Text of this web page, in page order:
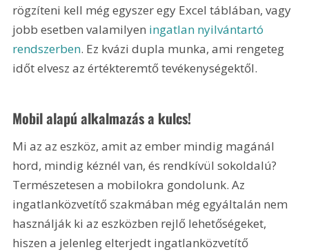
rögzíteni kell még egyszer egy Excel táblában, vagy
jobb esetben valamilyen ingatlan nyilvántartó
rendszerben. Ez kvázi dupla munka, ami rengeteg
időt elvesz az értékteremtő tevékenységektől.
Mobil alapú alkalmazás a kulcs!
Mi az az eszköz, amit az ember mindig magánál
hord, mindig kéznél van, és rendkívül sokoldalú?
Természetesen a mobilokra gondolunk. Az
ingatlanközvetítő szakmában még egyáltalán nem
használják ki az eszközben rejlő lehetőségeket,
hiszen a jelenleg elterjedt ingatlanközvetítő